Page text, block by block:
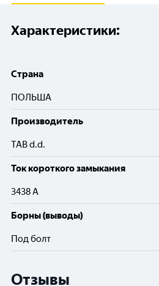
Характеристики:
Cтрана
ПОЛЬША
Производитель
TAB d.d.
Ток короткого замыкания
3438 A
Борны (выводы)
Под болт
Отзывы